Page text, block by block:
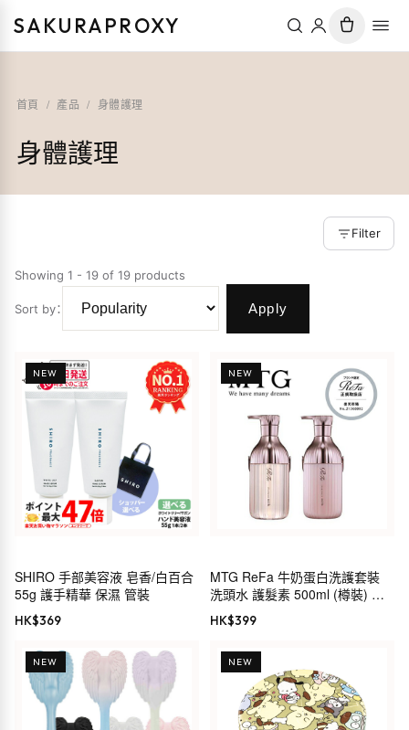
SAKURAPROXY
首頁 / 產品 / 身體護理
身體護理
Filter
Showing 1 - 19 of 19 products
Sort by： Apply
NEW
SHIRO 手部美容液 皂香/白百合
55g 護手精華 保濕 管裝
HK$369
NEW
MTG ReFa 牛奶蛋白洗護套裝
洗頭水 護髮素 500ml (樽裝) 粉
紅
HK$399
NEW NEW